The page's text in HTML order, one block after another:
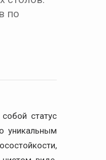
по
статус
уникальным